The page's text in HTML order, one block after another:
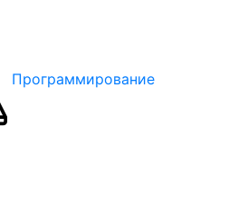
Программирование